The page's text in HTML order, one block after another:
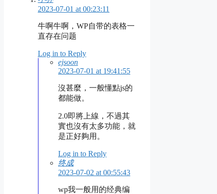
2023-07-01 at 00:23:11
牛啊牛啊，WP自带的表格一
直存在问题
Log in to Reply
ejsoon
2023-07-01 at 19:41:55
沒甚麼，一般懂點js的
都能做。
2.0即將上線，不過其
實也沒有太多功能，就
是正好夠用。
Log in to Reply
终成
2023-07-02 at 00:55:43
wp我一般用的经典编